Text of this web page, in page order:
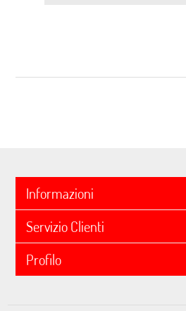
Informazioni
Servizio Clienti
Profilo